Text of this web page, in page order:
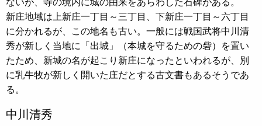
新庄地域は上新庄一丁目～三丁目、下新庄一丁目～六丁目
に分かれるが、この地名も古い。一般には戦国武将中川清
秀が新しく当地に「出城」（本城を守るための砦）を置い
たため、新城の名が起こり新庄になったといわれるが、別
に乳牛牧が新しく開いた庄だとする古文書もあるそうであ
る。
中川清秀